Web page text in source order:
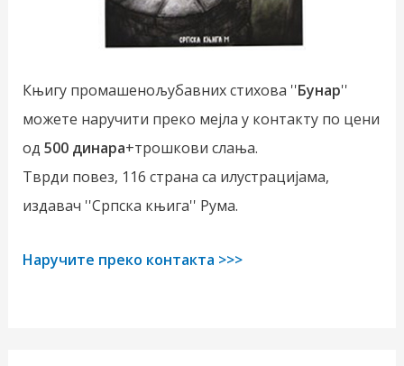
Књигу промашенољубавних стихова ''Бунар''
можете наручити преко мејла у контакту по цени
од 500 динара+трошкови слања.
Тврди повез, 116 страна са илустрацијама,
издавач ''Српска књига'' Рума.
Наручите преко контакта >>>